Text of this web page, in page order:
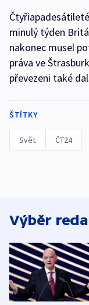
minulý týden
nakonec musel
práva ve
převezeni také
ŠTÍTKY
Svět ČT24
Výběr